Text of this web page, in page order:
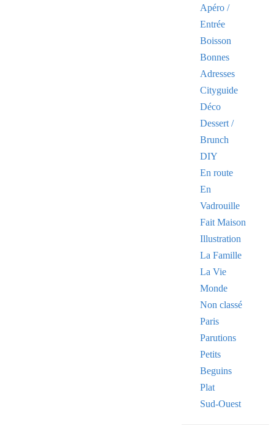
Apéro /
Entrée
Boisson
Bonnes
Adresses
Cityguide
Déco
Dessert /
Brunch
DIY
En route
En
Vadrouille
Fait Maison
Illustration
La Famille
La Vie
Monde
Non classé
Paris
Parutions
Petits
Beguins
Plat
Sud-Ouest